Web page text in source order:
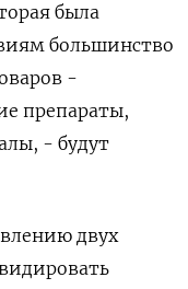
была
большинство
-
препараты,
- будут
двух